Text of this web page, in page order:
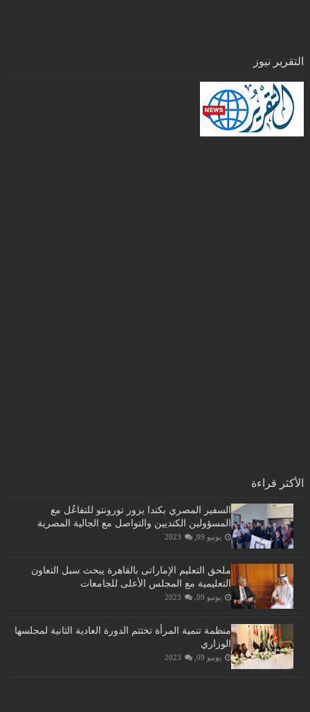
التقرير نيوز
الأكثر قراءة
السفير المصري بكندا يزور تورونتو للتفاعُل مع
المسؤولين الكنديين والتواصل مع الجالية المصرية
يونيو 09, 2023
ملحق التعليم الإماراتى بالقاهرة يبحث سبل التعاون
التعليمية مع المجلس الأعلى للجامعات
يونيو 09, 2023
منظمة تنمية المرأة تختتم الدورة العادية الثانية لمجلسها
الوزاري
يونيو 09, 2023